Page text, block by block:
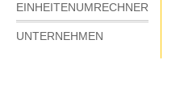
EINHEITENUMRECHNER
UNTERNEHMEN